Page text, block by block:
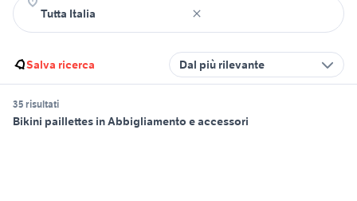
Salva ricerca Dal più rilevante
35 risultati
Bikini paillettes in Abbigliamento e accessori